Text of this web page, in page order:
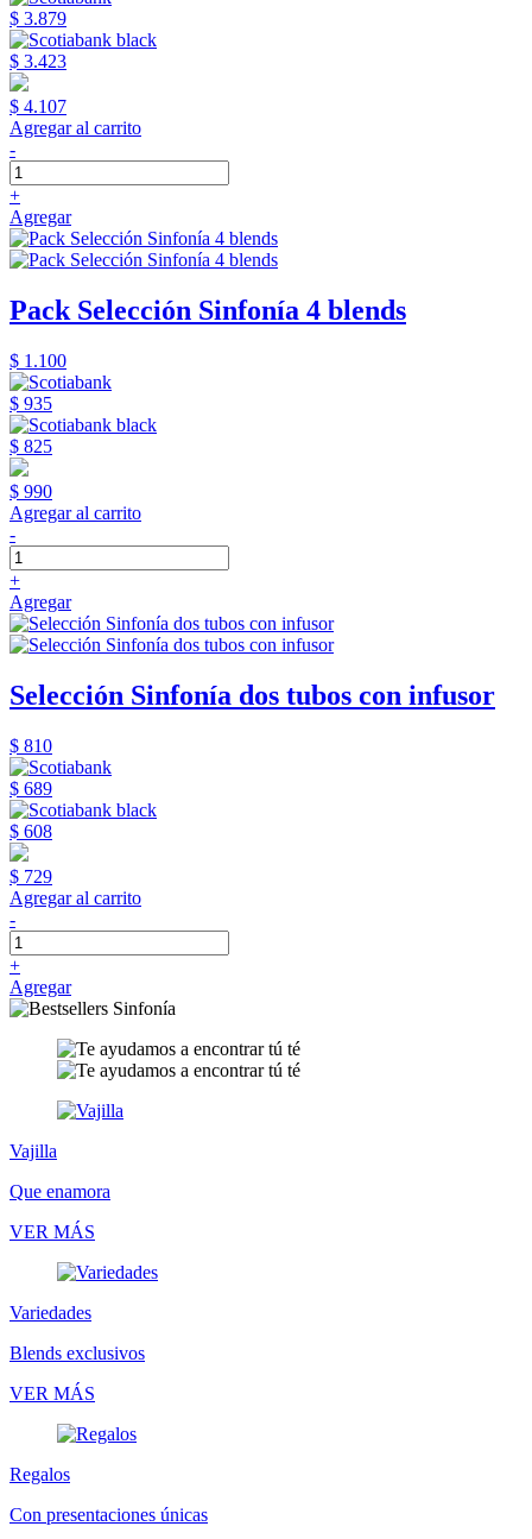
$ 3.879
$ 3.423
$ 4.107
Agregar al carrito
-
+
Agregar
Pack Selección Sinfonía 4 blends
$ 1.100
$ 935
$ 825
$ 990
Agregar al carrito
-
+
Agregar
Selección Sinfonía dos tubos con infusor
$ 810
$ 689
$ 608
$ 729
Agregar al carrito
-
+
Agregar
Vajilla
Que enamora
VER MÁS
Variedades
Blends exclusivos
VER MÁS
Regalos
Con presentaciones únicas